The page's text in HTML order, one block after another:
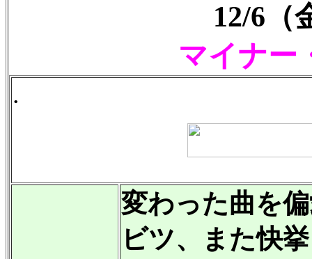
12/6（
マイナー
.
変わった曲を
ビツ、また快挙